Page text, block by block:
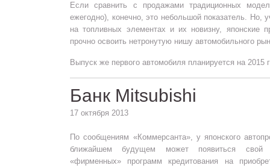
Если сравнить с продажами традиционных
ежегодно), конечно, это небольшой показатель. Но,
на топливных элементах и их новизну, японские
прочно освоить нетронутую нишу автомобильного
Выпуск же первого автомобиля планируется на 2015
Банк Mitsubishi
17 октября 2013
По сообщениям «Коммерсанта», у японского
ближайшем будущем может появиться
«фирменных» программ кредитования на